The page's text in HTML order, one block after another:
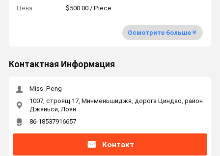
Цена $500.00 / Piece
Осмотрите больше
Контактная Информация
Miss. Peng
1007, строящ 17, Минменьшиджя, дорога Циндао, район
Джяньси, Лоян
86-18537916657
Контакт